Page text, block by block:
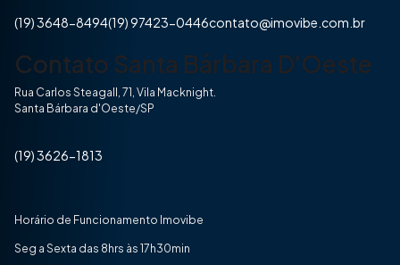
(19) 3648-8494(19) 97423-0446contato@imovibe.com.br
Contato Santa Bárbara D'Oeste
Rua Carlos Steagall, 71, Vila Macknight.
Santa Bárbara d'Oeste/SP
(19) 3626-1813
Horário de Funcionamento Imovibe
Seg a Sexta das 8hrs às 17h30min